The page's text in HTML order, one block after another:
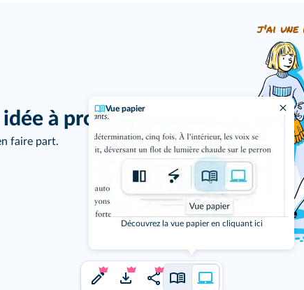
Vue papier
Découvrez la vue papier en cliquant ici
à proposer ?
faire part.
j'ai une